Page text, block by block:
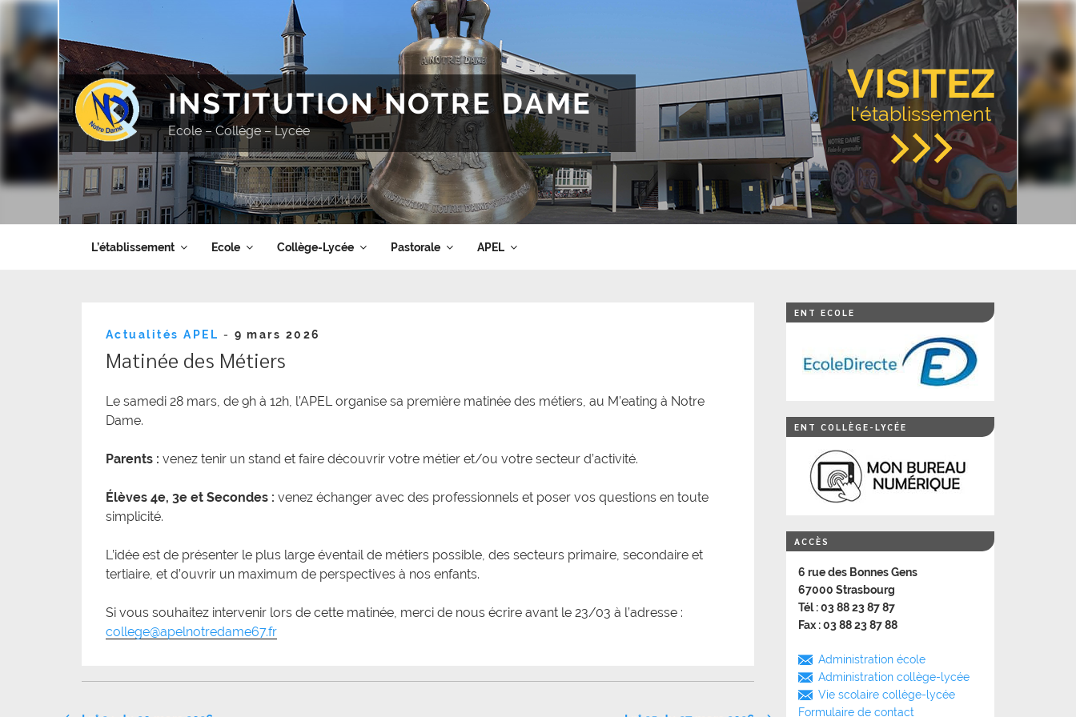
Aller
contenu
principal
VISITEZ
l'établissement
INSTITUTION NOTRE DAME
Ecole – Collège – Lycée
L’établissement Ecole Collège-Lycée Pastorale APEL
Actualités APEL - Publié
9 mars 2026
Matinée des Métiers
Le samedi 28 mars, de 9h à 12h, l’APEL organise sa première matinée des métiers, au M’eating à Notre
Dame.
Parents : venez tenir un stand et faire découvrir votre métier et/ou votre secteur d’activité.
Élèves 4e, 3e et Secondes : venez échanger avec des professionnels et poser vos questions en toute
simplicité.
L’idée est de présenter le plus large éventail de métiers possible, des secteurs primaire, secondaire et
tertiaire, et d’ouvrir un maximum de perspectives à nos enfants.
Si vous souhaitez intervenir lors de cette matinée, merci de nous écrire avant le 23/03 à l’adresse :
college@apelnotredame67.fr
ENT ECOLE
ENT COLLÈGE-LYCÉE
ACCÈS
6 rue des Bonnes Gens
67000 Strasbourg
Tél : 03 88 23 87 87
Fax : 03 88 23 87 88
Administration école
Administration collège-lycée
Vie scolaire collège-lycée
Formulaire de contact